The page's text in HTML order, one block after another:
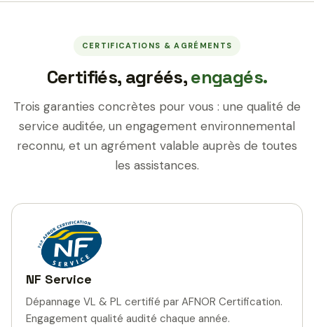
CERTIFICATIONS & AGRÉMENTS
Certifiés, agréés,engagés.
Trois garanties concrètes pour vous : une qualité de
service auditée, un engagement environnemental
reconnu, et un agrément valable auprès de toutes
les assistances.
NF Service
Dépannage VL & PL certifié par AFNOR Certification.
Engagement qualité audité chaque année.